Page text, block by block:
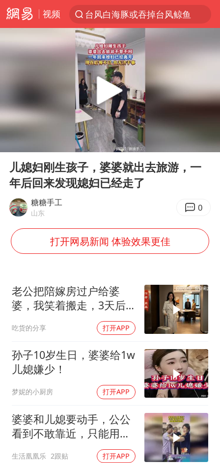
视频
台风白海豚或吞掉台风鲸鱼
佛得角门将亮相智利俱乐部主场
看守所辅警收受10万获刑1年
宇树科技发行价格150.80元/股
五粮液渠道价一箱上涨近百元
CIA被曝已秘密设立古巴工作组
多地要求领导干部带头休假
法国将禁止“未经同意的电话营销”
U17国足1分钟轰2球
“深圳地面沉降致车辆损坏”不实
中国“五箭齐发”反制美国
首次证实！“胶球”存在
感觉全东北都在等7号
奋进开新局 实干挑大梁
Play
儿媳妇刚生孩子，婆婆就出去旅游，一
年后回来发现媳妇已经走了
糖糖手工
山东 0
打开网易新闻 体验效果更佳
老公把陪嫁房过户给婆
婆，我笑着搬走，3天后
婆婆接法院电话懵了
吃货的分享 打开APP
孙子10岁生日，婆婆给1w
儿媳嫌少！
梦妮的小厨房 打开APP
婆婆和儿媳要动手，公公
看到不敢靠近，只能用言
生活凰凰乐 2跟贴 打开APP